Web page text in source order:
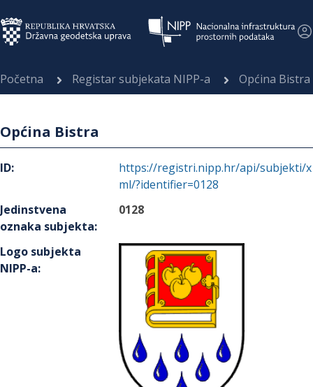
Početna Registar subjekata NIPP-a Općina Bistra
Općina Bistra
ID:
https://registri.nipp.hr/api/subjekti/x
ml/?identifier=0128
Jedinstvena
oznaka subjekta:
0128
Logo subjekta
NIPP-a: